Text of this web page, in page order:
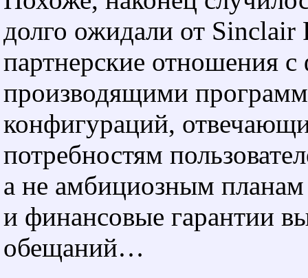
долго ожидали от Sinclair
партнерские отношения
производящими
конфигураций,
потребностям
а не амбициозным планам
и финансовые гарантии
обещаний…